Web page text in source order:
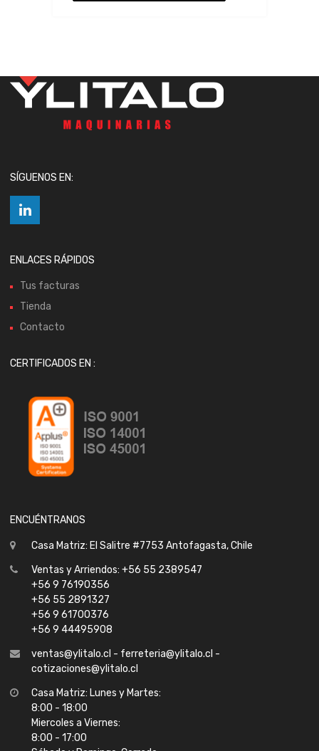
SÍGUENOS EN:
ENLACES RÁPIDOS
Tus facturas
Tienda
Contacto
CERTIFICADOS EN :
ENCUÉNTRANOS
Casa Matriz: El Salitre #7753 Antofagasta, Chile
Ventas y Arriendos: +56 55 2389547
+56 9 76190356
+56 55 2891327
+56 9 61700376
+56 9 44495908
ventas@ylitalo.cl - ferreteria@ylitalo.cl -
cotizaciones@ylitalo.cl
Casa Matriz: Lunes y Martes:
8:00 - 18:00
Miercoles a Viernes:
8:00 - 17:00